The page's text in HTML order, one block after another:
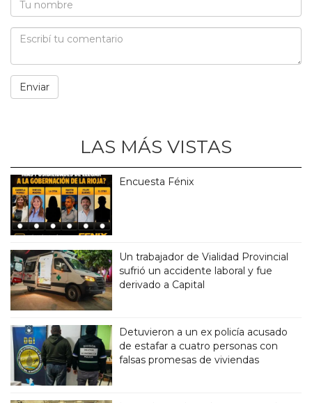
LAS MÁS VISTAS
Encuesta Fénix
Un trabajador de Vialidad Provincial
sufrió un accidente laboral y fue
derivado a Capital
Detuvieron a un ex policía acusado
de estafar a cuatro personas con
falsas promesas de viviendas